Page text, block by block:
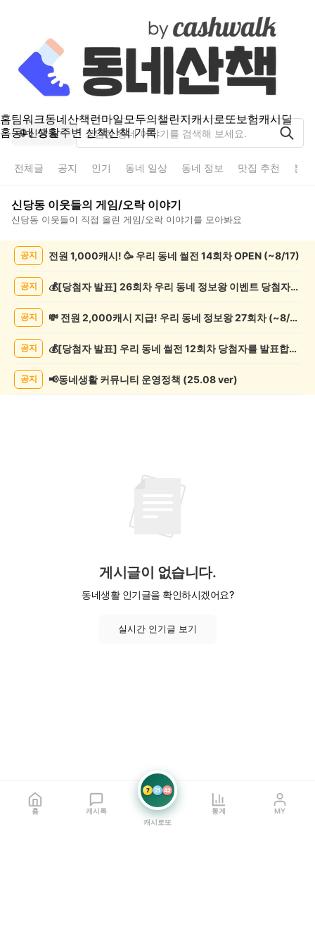
홈팀워크동네산책런마일모두의챌린지캐시로또보험캐시딜
홈동네 생활주변 산책산책 기록
신당동
전체글 공지 인기 동네 일상 동네 정보 맛집 추천 분
신당동 이웃들의 게임/오락이야기
신당동 이웃들이 직접 올린 게임/오락 이야기를 모아봐요
록
공지 전원 1,000캐시! 🥳 우리 동네 썰전 14회차 OPEN (~8/17)
공지 💰[당첨자 발표] 26회차 우리 동네 정보왕 이벤트 당첨자를 발표합니다!
공지 💸 전원 2,000캐시 지급! 우리 동네 정보왕 27회차 (~8/10)
공지 💰[당첨자 발표] 우리 동네 썰전 12회차 당첨자를 발표합니다!
공지 📢동네생활 커뮤니티 운영정책 (25.08 ver)
게시글이 없습니다.
동네생활 인기글을 확인하시겠어요?
실시간 인기글 보기
홈 캐시톡
7 21 42
캐시로또
통계 MY